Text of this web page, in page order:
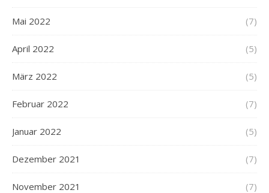
Mai 2022 (7)
April 2022 (5)
März 2022 (5)
Februar 2022 (7)
Januar 2022 (5)
Dezember 2021 (7)
November 2021 (7)